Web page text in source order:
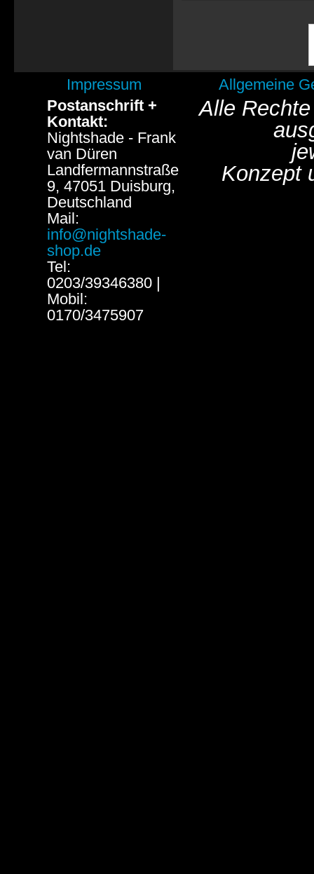
Impressum
Allgemeine
Postanschrift +
Kontakt:
Nightshade - Frank
van Düren
Landfermannstraße
9, 47051 Duisburg,
Deutschland
Mail:
info@nightshade-
shop.de
Tel:
0203/39346380 |
Mobil:
0170/3475907
Alle
Konzept